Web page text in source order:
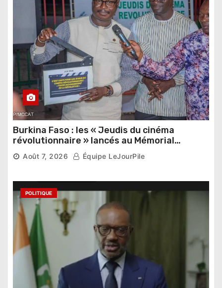
Burkina Faso : les « Jeudis du cinéma
révolutionnaire » lancés au Mémorial
Thomas Sankara
Août 7, 2026 Équipe LeJourPile
POLITIQUE